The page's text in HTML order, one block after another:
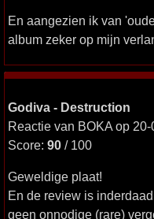
En aangezien ik van
album zeker op mijn
Godiva - Destruction
Reactie van BOKA op
Score: 90 / 100
Geweldige plaat!
En de review is
geen onnodige (rare)